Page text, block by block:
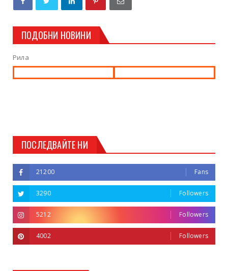
ПОДОБНИ НОВИНИ
Рила
ПОСЛЕДВАЙТЕ НИ
21200 Fans
3290 Followers
5212 Followers
4002 Followers